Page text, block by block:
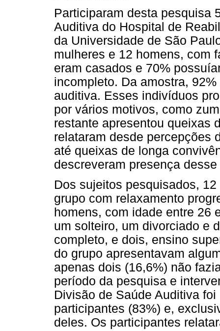
Participaram desta pesquisa
Auditiva do Hospital de
da Universidade de São
mulheres e 12 homens, com
eram casados e 70%
incompleto. Da amostra,
auditiva. Esses indivíduos
por vários motivos, como
restante apresentou queixas
relataram desde percepções
até queixas de longa
descreveram presença
Dos sujeitos pesquisados,
grupo com relaxamento
homens, com idade entre 26
um solteiro, um divorciado e
completo, e dois, ensino
do grupo apresentavam
apenas dois (16,6%) não
período da pesquisa e
Divisão de Saúde Auditiva
participantes (83%) e,
deles. Os participantes